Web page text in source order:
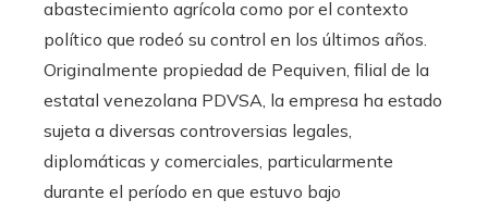
abastecimiento agrícola como por el contexto
político que rodeó su control en los últimos años.
Originalmente propiedad de Pequiven, filial de la
estatal venezolana PDVSA, la empresa ha estado
sujeta a diversas controversias legales,
diplomáticas y comerciales, particularmente
durante el período en que estuvo bajo